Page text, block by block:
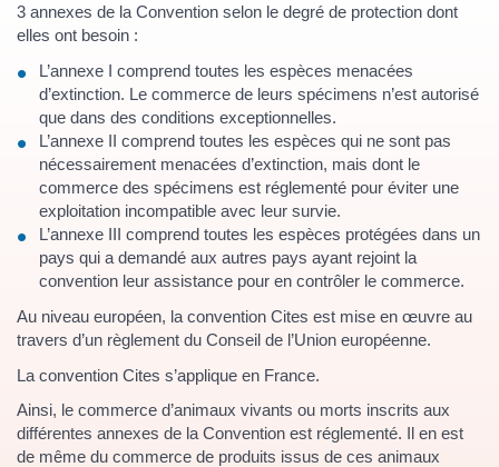
3 annexes de la Convention selon le degré de protection dont
elles ont besoin :
L’annexe I comprend toutes les espèces menacées
d’extinction. Le commerce de leurs spécimens n’est autorisé
que dans des conditions exceptionnelles.
L’annexe II comprend toutes les espèces qui ne sont pas
nécessairement menacées d’extinction, mais dont le
commerce des spécimens est réglementé pour éviter une
exploitation incompatible avec leur survie.
L’annexe III comprend toutes les espèces protégées dans un
pays qui a demandé aux autres pays ayant rejoint la
convention leur assistance pour en contrôler le commerce.
Au niveau européen, la convention Cites est mise en œuvre au
travers d’un règlement du Conseil de l’Union européenne.
La convention Cites s’applique en France.
Ainsi, le commerce d’animaux vivants ou morts inscrits aux
différentes annexes de la Convention est réglementé. Il en est
de même du commerce de produits issus de ces animaux